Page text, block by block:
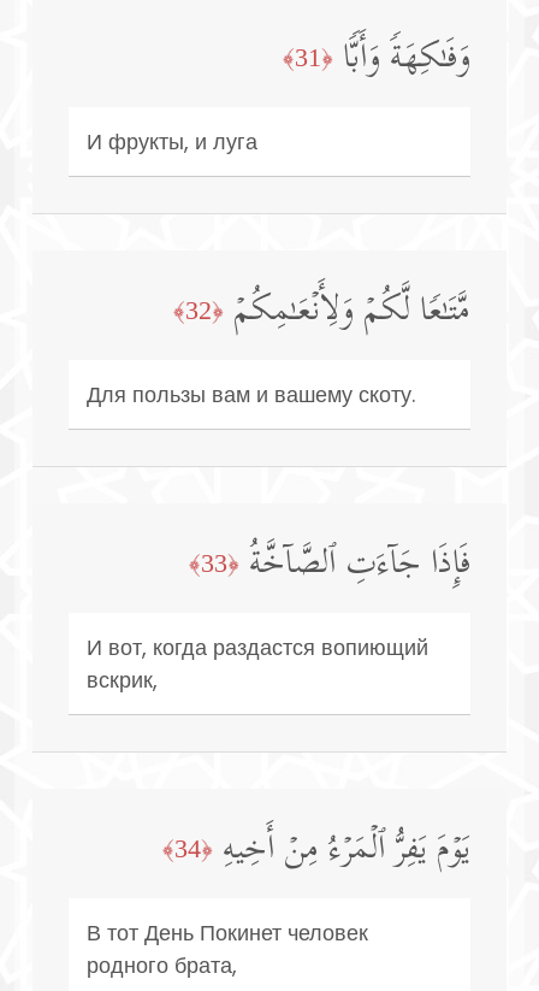
وَفَـٰكِهَةࣰ وَأَبࣰّا ﴿31﴾
И фрукты, и луга
مَّتَـٰعࣰا لَّكُمۡ وَلِأَنۡعَـٰمِكُمۡ ﴿32﴾
Для пользы вам и вашему скоту.
فَإِذَا جَاۤءَتِ ٱلصَّاۤخَّةُ ﴿33﴾
И вот, когда раздастся вопиющий
вскрик,
یَوۡمَ یَفِرُّ ٱلۡمَرۡءُ مِنۡ أَخِیهِ ﴿34﴾
В тот День Покинет человек
родного брата,